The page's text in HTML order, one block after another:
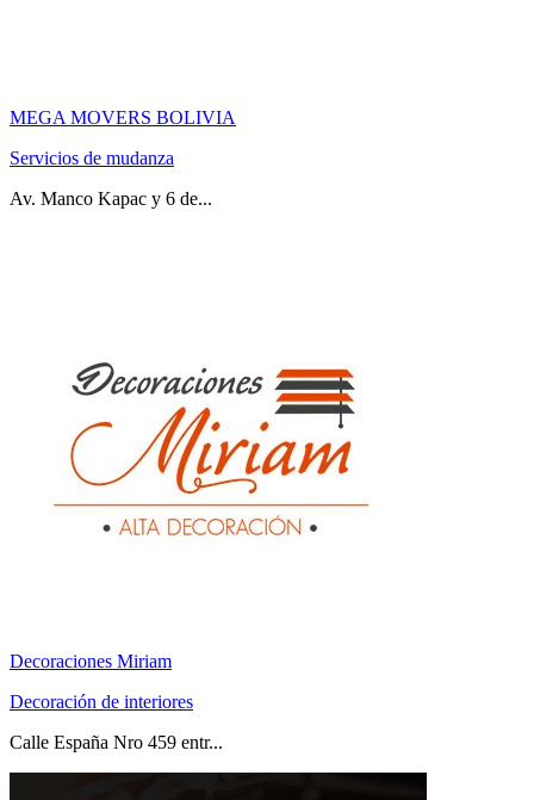
MEGA MOVERS BOLIVIA
Servicios de mudanza
Av. Manco Kapac y 6 de...
Decoraciones Miriam
Decoración de interiores
Calle España Nro 459 entr...